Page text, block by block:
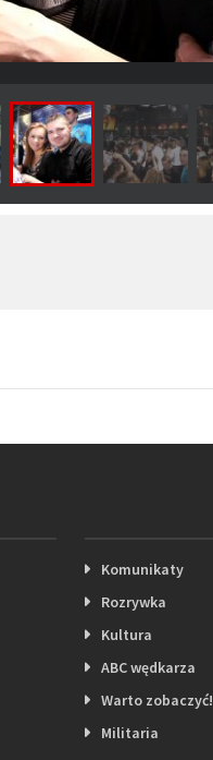
Komunikaty
Rozrywka
Kultura
ABC wędkarza
Warto zobaczyć!
Militaria